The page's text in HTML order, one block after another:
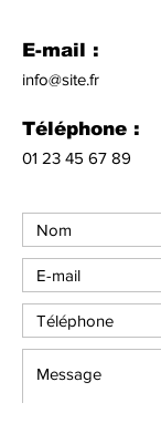
E-mail :
info@site.fr
Téléphone :
01 23 45 67 89